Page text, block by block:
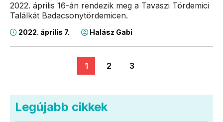
2022. április 16-án rendezik meg a Tavaszi Tördemici
Találkát Badacsonytördemicen.
2022. április 7. Halász Gabi
1 2 3
Legújabb cikkek